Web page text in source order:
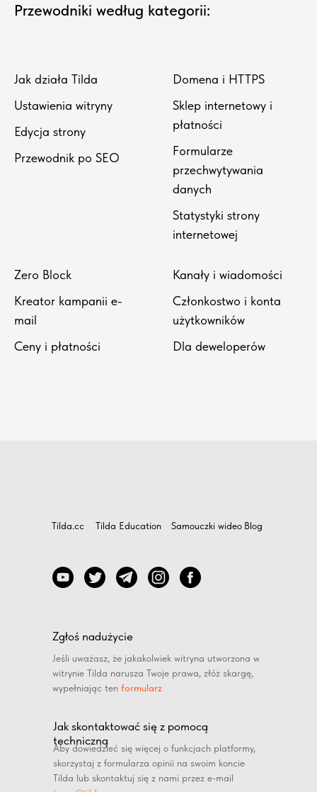
Przewodniki według kategorii:
Jak działa Tilda
Ustawienia witryny
Edycja strony
Przewodnik po SEO
Domena i HTTPS
Sklep internetowy i
płatności
Formularze
przechwytywania
danych
Statystyki strony
internetowej
Zero Block
Kreator kampanii e-
mail
Ceny i płatności
Kanały i wiadomości
Członkostwo i konta
użytkowników
Dla deweloperów
Tilda.cc Tilda Education Samouczki wideo Blog
Zgłoś nadużycie
Jeśli uważasz, że jakakolwiek witryna utworzona w
witrynie Tilda narusza Twoje prawa, złóż skargę,
wypełniając ten formularz
Jak skontaktować się z pomocą
techniczną
Aby dowiedzieć się więcej o funkcjach platformy,
skorzystaj z formularza opinii na swoim koncie
Tilda lub skontaktuj się z nami przez e-mail